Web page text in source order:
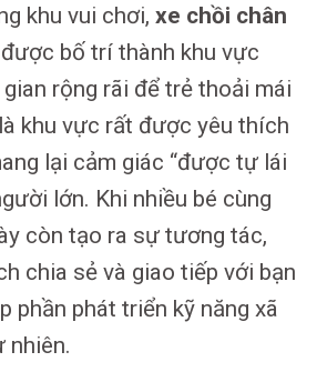
khu vui chơi, xe chồi chân
bố trí thành khu vực
rộng rãi để trẻ thoải mái
khu vực rất được yêu thích
lại cảm giác “được tự lái
lớn. Khi nhiều bé cùng
còn tạo ra sự tương tác,
chia sẻ và giao tiếp với bạn
phần phát triển kỹ năng xã
nhiên.